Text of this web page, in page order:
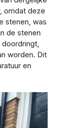
omdat deze
stenen, was
de stenen
worden. Dit
en